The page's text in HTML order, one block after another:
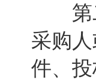
第
采购
件、